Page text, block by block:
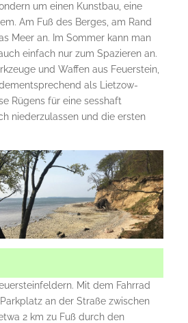
um einen Kunstbau, eine
Am Fuß des Berges, am Rand
Meer an. Im Sommer kann man
einfach nur zum Spazieren an.
und Waffen aus Feuerstein,
als Lietzow-
Rügens für eine sesshaft
niederzulassen und die ersten
Mit dem Fahrrad
an der Straße zwischen
2 km zu Fuß durch den